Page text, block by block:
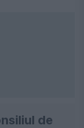
de